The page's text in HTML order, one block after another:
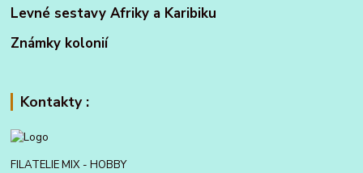
Levné sestavy Afriky a Karibiku
Známky kolonií
Kontakty :
FILATELIE MIX - HOBBY